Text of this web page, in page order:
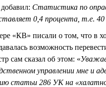
Статистика по
0,4 процента, т.е.
«КВ» писали о том, что в
возможность
сам сказал об этом: «
управлении мне и
статьи 286 УК на